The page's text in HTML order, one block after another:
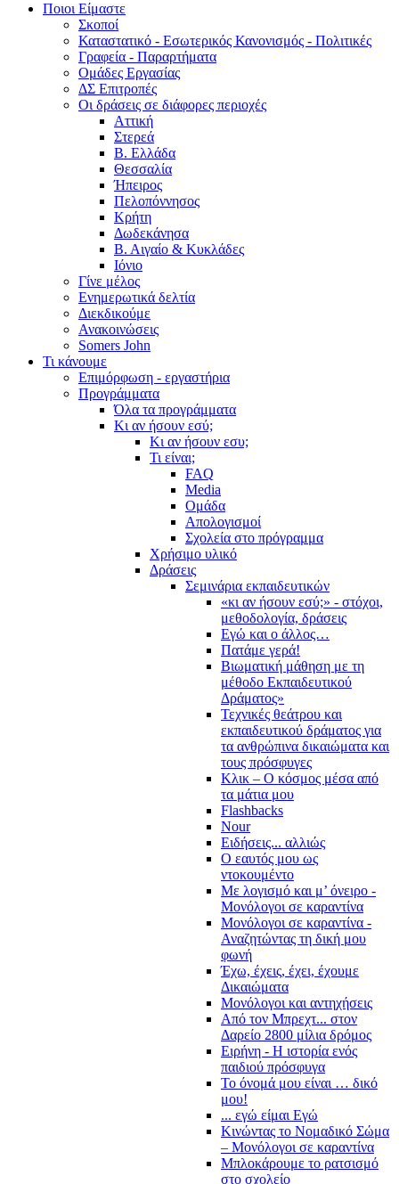
Ποιοι Είμαστε
Σκοποί
Καταστατικό - Εσωτερικός Κανονισμός - Πολιτικές
Γραφεία - Παραρτήματα
Ομάδες Εργασίας
ΔΣ Επιτροπές
Οι δράσεις σε διάφορες περιοχές
Αττική
Στερεά
Β. Ελλάδα
Θεσσαλία
Ήπειρος
Πελοπόννησος
Κρήτη
Δωδεκάνησα
Β. Αιγαίο & Κυκλάδες
Ιόνιο
Γίνε μέλος
Ενημερωτικά δελτία
Διεκδικούμε
Ανακοινώσεις
Somers John
Τι κάνουμε
Επιμόρφωση - εργαστήρια
Προγράμματα
Όλα τα προγράμματα
Κι αν ήσουν εσύ;
Κι αν ήσουν εσυ;
Τι είναι;
FAQ
Media
Ομάδα
Απολογισμοί
Σχολεία στο πρόγραμμα
Χρήσιμο υλικό
Δράσεις
Σεμινάρια εκπαιδευτικών
«κι αν ήσουν εσύ;» - στόχοι,
μεθοδολογία, δράσεις
Εγώ και ο άλλος…
Πατάμε γερά!
Βιωματική μάθηση με τη
μέθοδο Εκπαιδευτικού
Δράματος»
Τεχνικές θεάτρου και
εκπαιδευτικού δράματος για
τα ανθρώπινα δικαιώματα και
τους πρόσφυγες
Κλικ – Ο κόσμος μέσα από
τα μάτια μου
Flashbacks
Nour
Ειδήσεις... αλλιώς
Ο εαυτός μου ως
ντοκουμέντο
Με λογισμό και μ’ όνειρο -
Μονόλογοι σε καραντίνα
Μονόλογοι σε καραντίνα -
Αναζητώντας τη δική μου
φωνή
Έχω, έχεις, έχει, έχουμε
Δικαιώματα
Μονόλογοι και αντηχήσεις
Από τον Μπρεχτ... στον
Δαρείο 2800 μίλια δρόμος
Ειρήνη - Η ιστορία ενός
παιδιού πρόσφυγα
Το όνομά μου είναι … δικό
μου!
... εγώ είμαι Εγώ
Κινώντας το Νομαδικό Σώμα
– Μονόλογοι σε καραντίνα
Μπλοκάρουμε το ρατσισμό
στο σχολείο